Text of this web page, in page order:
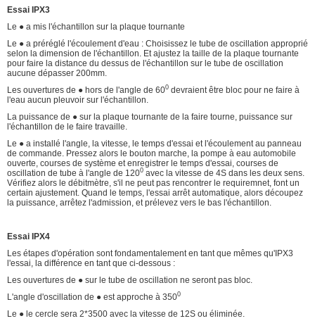
Essai IPX3
Le ● a mis l'échantillon sur la plaque tournante
Le ● a préréglé l'écoulement d'eau : Choisissez le tube de oscillation approprié
selon la dimension de l'échantillon. Et ajustez la taille de la plaque tournante
pour faire la distance du dessus de l'échantillon sur le tube de oscillation
aucune dépasser 200mm.
Les ouvertures de ● hors de l'angle de 600 devraient être bloc pour ne faire à
l'eau aucun pleuvoir sur l'échantillon.
La puissance de ● sur la plaque tournante de la faire tourne, puissance sur
l'échantillon de le faire travaille.
Le ● a installé l'angle, la vitesse, le temps d'essai et l'écoulement au panneau
de commande. Pressez alors le bouton marche, la pompe à eau automobile
ouverte, courses de système et enregistrer le temps d'essai, courses de
oscillation de tube à l'angle de 1200 avec la vitesse de 4S dans les deux sens.
Vérifiez alors le débitmètre, s'il ne peut pas rencontrer le requiremnet, font un
certain ajustement. Quand le temps, l'essai arrêt automatique, alors découpez
la puissance, arrêtez l'admission, et prélevez vers le bas l'échantillon.
Essai IPX4
Les étapes d'opération sont fondamentalement en tant que mêmes qu'IPX3
l'essai, la différence en tant que ci-dessous :
Les ouvertures de ● sur le tube de oscillation ne seront pas bloc.
L'angle d'oscillation de ● est approche à 3500
Le ● le cercle sera 2*3500 avec la vitesse de 12S ou éliminée.